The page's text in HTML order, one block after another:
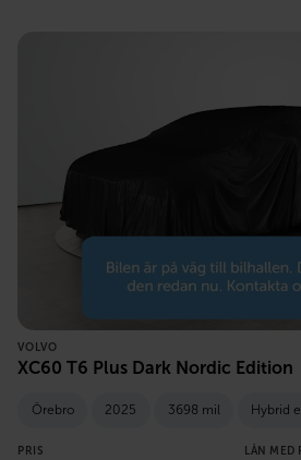
VOLVO
XC60 T6 Plus Dark Nordic Edition
Örebro 2025 3698 mil Hybrid
PRIS LÅN MED